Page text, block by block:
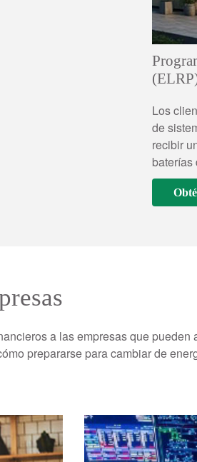
Los
de
recibir
baterías
a las empresas que
prepararse para cambiar de